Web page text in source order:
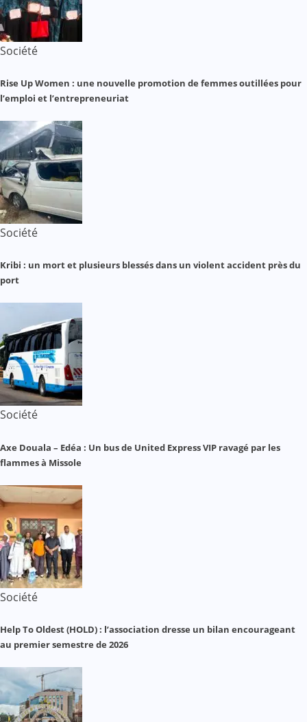
Société
Rise Up Women : une nouvelle promotion de femmes outillées pour
l’emploi et l’entrepreneuriat
Société
Kribi : un mort et plusieurs blessés dans un violent accident près du
port
Société
Axe Douala – Edéa : Un bus de United Express VIP ravagé par les
flammes à Missole
Société
Help To Oldest (HOLD) : l’association dresse un bilan encourageant
au premier semestre de 2026